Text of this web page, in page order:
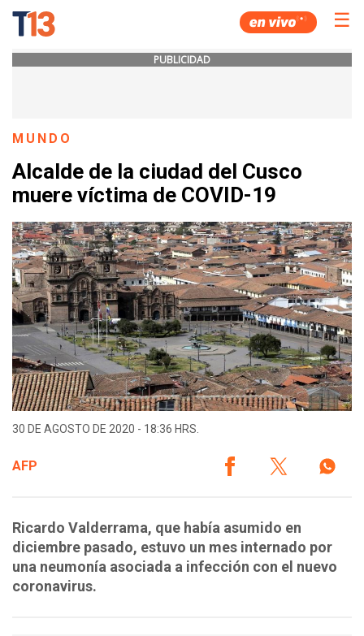
☰
PUBLICIDAD
MUNDO
Alcalde de la ciudad del Cusco
muere víctima de COVID-19
30 DE AGOSTO DE 2020 - 18:36 HRS.
AFP
Ricardo Valderrama, que había asumido en
diciembre pasado, estuvo un mes internado por
una neumonía asociada a infección con el nuevo
coronavirus.